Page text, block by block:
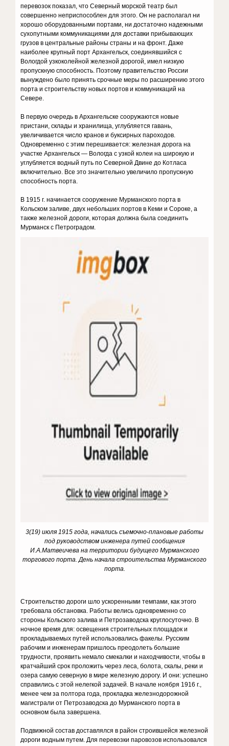
перевозок показал, что Северный морской театр был
совершенно неприспособлен для этого. Он не располагал ни
хорошо оборудованными портами, ни достаточно надежными
сухопутными коммуникациями для доставки прибывающих
грузов в центральные районы страны и на фронт. Даже
наиболее крупный порт Архангельск, соединявшийся с
Вологдой узкоколейной железной дорогой, имел низкую
пропускную способность. Поэтому правительство России
вынуждено было принять срочные меры по расширению этого
порта и строительству новых портов и коммуникаций на
Севере.
В первую очередь в Архангельске сооружаются новые
пристани, склады и хранилища, углубляется гавань,
увеличивается число кранов и буксирных пароходов.
Одновременно с этим перешивается: железная дорога на
участке Архангельск — Вологда с узкой колеи на широкую и
углубляется водный путь по Северной Двине до Котласа
включительно. Все это значительно увеличило пропускную
способность порта.
В 1915 г. начинается сооружение Мурманского порта в
Кольском заливе, двух небольших портов в Кеми и Сороке, а
также железной дороги, которая должна была соединить
Мурманск с Петроградом.
3(19) июля 1915 года, начались съемочно-плановые работы
под руководством инженера путей сообщения
И.А.Матвеичева на территории будущего Мурманского
торгового порта. День начала строительства Мурманского
порта.
Строительство дороги шло ускоренными темпами, как этого
требовала обстановка. Работы велись одновременно со
стороны Кольского залива и Петрозаводска круглосуточно. В
ночное время для: освещения строительных площадок и
прокладываемых путей использовались факелы. Русским
рабочим и инженерам пришлось преодолеть большие
трудности, проявить немало смекалки и находчивости, чтобы в
кратчайший срок проложить через леса, болота, скалы, реки и
озера самую северную в мире железную дорогу. И они: успешно
справились с этой нелегкой задачей. В начале ноября 1916 г.,
менее чем за полтора года, прокладка железнодорожной
магистрали от Петрозаводска до Мурманского порта в
основном была завершена.
Подвижной состав доставлялся в район строившейся железной
дороги водным путем. Для перевозки паровозов использовался